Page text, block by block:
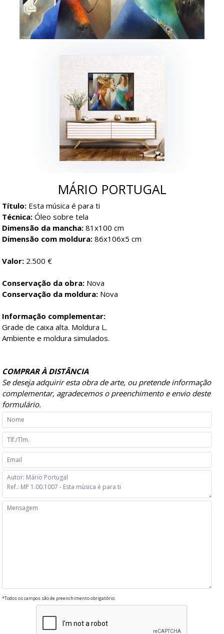
MÁRIO PORTUGAL
Título: Esta música é para ti
Técnica:Óleo sobre tela
Dimensão da mancha:81x100 cm
Dimensão com moldura:86x106x5 cm
Valor: 2.500 €
Conservação da obra: Nova
Conservação da moldura: Nova
Informação complementar:
Grade de caixa alta. Moldura L.
Ambiente e moldura simulados.
COMPRAR À DISTÂNCIA
Se deseja adquirir esta obra de arte, ou pretende informação
complementar, agradecemos o preenchimento e envio deste
formulário.
*Todos os campos são de preenchimento obrigatório.